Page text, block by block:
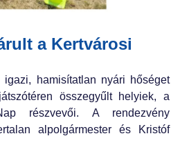
a Kertvárosi
hamisítatlan nyári hőséget
összegyűlt helyiek, a
részvevői. A rendezvény
alpolgármester és Kristóf